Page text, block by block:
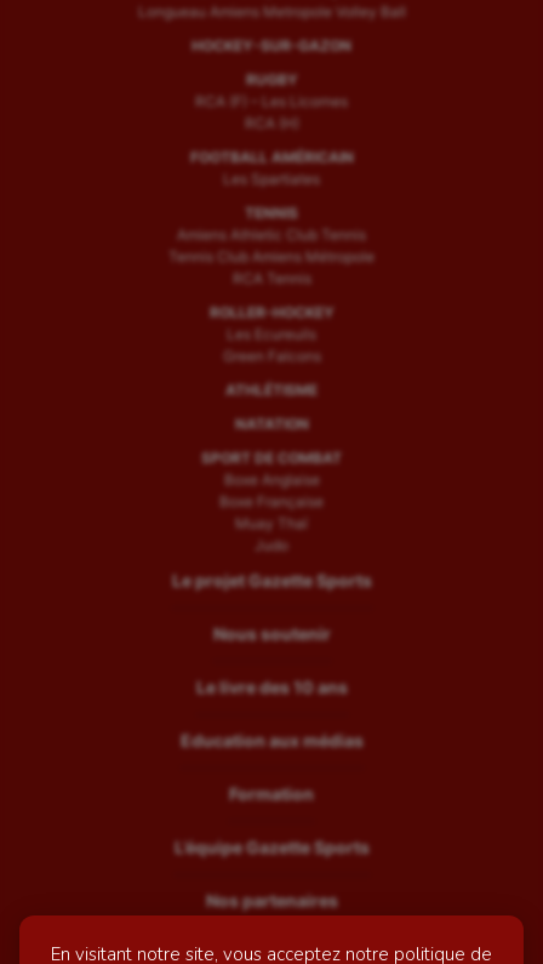
En visitant notre site, vous acceptez notre politique de
Longueau Amiens Metropole Volley Ball
HOCKEY-SUR-GAZON
RUGBY
RCA (F) – Les Licornes
RCA (H)
FOOTBALL AMÉRICAIN
Les Spartiates
TENNIS
Amiens Athletic Club Tennis
Tennis Club Amiens Métropole
RCA Tennis
ROLLER-HOCKEY
Les Ecureuils
Green Falcons
ATHLÉTISME
NATATION
SPORT DE COMBAT
Boxe Anglaise
Boxe Française
Muay Thaï
Judo
Le projet Gazette Sports
Nous soutenir
Le livre des 10 ans
Education aux médias
Formation
L’équipe Gazette Sports
Nos partenaires
Recrutement